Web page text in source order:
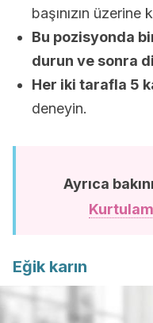
başınızın üzerine
Bu pozisyonda
durun ve sonra
Her iki tarafla 5
deneyin.
Ayrıca
Eğik karın